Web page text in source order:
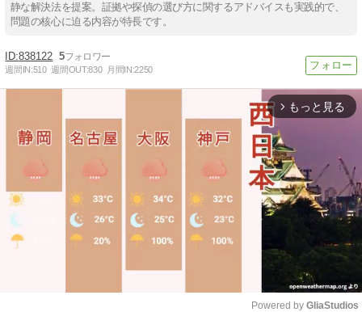
静な解決法を提案。証拠や探偵の選び方に関するアドバイスも実践的で、
問題の核心に迫る内容が特長です。
838122 5
週間IN:510 週間OUT:830 月間IN:2250
arrow_forward_ios もっと見る
Powered by GliaStudios